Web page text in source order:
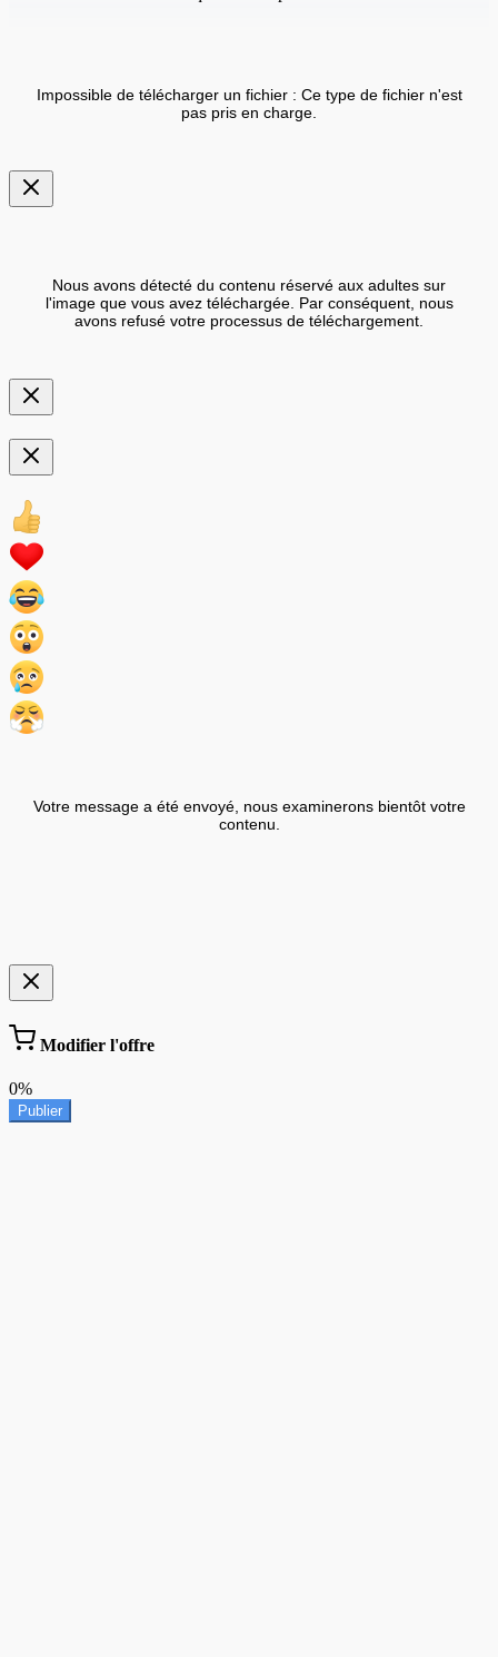
Impossible de télécharger un fichier : Ce type de fichier n'est
pas pris en charge.
Nous avons détecté du contenu réservé aux adultes sur
l'image que vous avez téléchargée. Par conséquent, nous
avons refusé votre processus de téléchargement.
Votre message a été envoyé, nous examinerons bientôt votre
contenu.
Modifier l'offre
0%
Publier